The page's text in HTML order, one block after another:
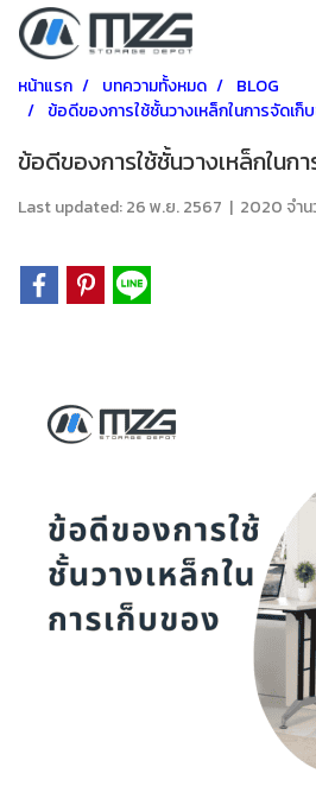
หน้าแรก บทความทั้งหมด
BLOG
ข้อดีของการใช้ชั้นวางเหล็กในการจัดเก็
ข้อดีของการใช้ชั้นวางเหล็กในก
Last updated: 26 พ.ย. 2567 | 2020 จำน